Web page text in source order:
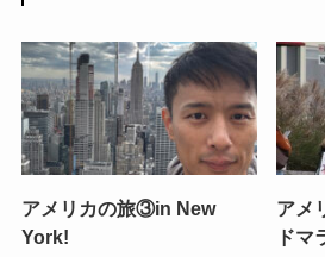
アメリカの旅③in New
York!
アメ
ドマ